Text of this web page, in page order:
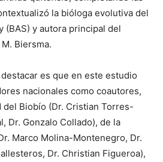
la bióloga evolutiva del
(BAS) y autora principal del
Biersma.
es que en este estudio
nacionales como coautores,
Biobío (Dr. Cristian Torres-
Dr. Gonzalo Collado), de la
Marco Molina-Montenegro, Dr.
Dr. Christian Figueroa),